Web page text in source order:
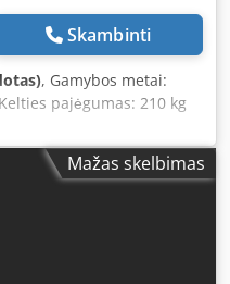
defined parameters,
the optimal painting
operator-defined
of unlimited
type Product size
panel) English profile
parameter sets
each product type.
Skambinti
, Gamybos metai:
pajėgumas: 210 kg
2696 mm Svoris: 1068
Mažas skelbimas